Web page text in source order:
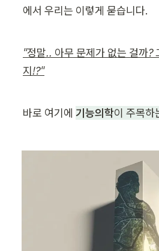
에서 우리는 이렇게 묻습니다.
"정말.. 아무 문제가 없는 걸까?
지!?"
바로 여기에 기능의학이 주목하